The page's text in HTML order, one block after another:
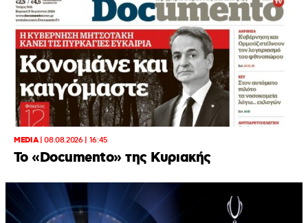
MEDIA|08.08.2026 | 16:45
Το «Documento» της Κυριακής